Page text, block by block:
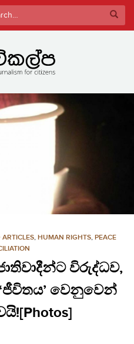
, HUMAN RIGHTS, PEACE
විරුද්ධව,
වෙනුවෙන්